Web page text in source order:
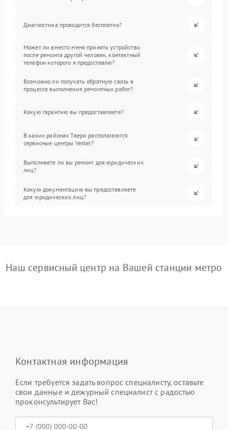
Диагностика проводится бесплатно?
Может ли вместо меня принять устройство
после ремонта другой человек, контактный
телефон которого я предоставлю?
Возможно ли получать обратную связь в
процессе выполнения ремонтных работ?
Какую гарантию вы предоставляете?
В каких районах Твери располагаются
сервисные центры Vestel?
Выполняете ли вы ремонт для юридических
лиц?
Какую документацию вы предоставляете
для юридических лиц?
Наш сервисный центр на Вашей станции метро
Контактная информация
Если требуется задать вопрос специалисту, оставьте
свои данные и дежурный специалист с радостью
проконсультирует Вас!